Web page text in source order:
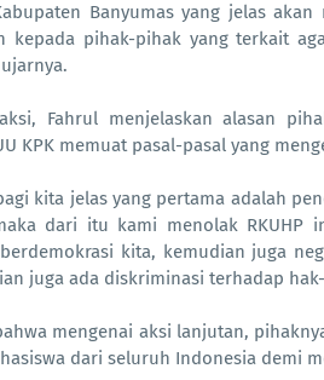
Banyumas yang jelas
kepada pihak-pihak yang terkait
Fahrul menjelaskan alasan
KPK memuat pasal-pasal yang
kita jelas yang pertama adalah
dari itu kami menolak RKUHP
kita, kemudian juga
juga ada diskriminasi terhadap
mengenai aksi lanjutan,
dari seluruh Indonesia demi